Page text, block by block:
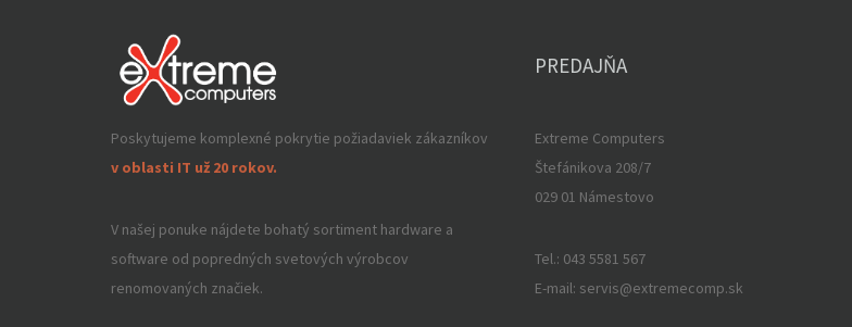
Poskytujeme komplexné pokrytie požiadaviek zákazníkov
v oblasti IT už 20 rokov.
V našej ponuke nájdete bohatý sortiment hardware a
software od popredných svetových výrobcov
renomovaných značiek.
PREDAJŇA
Extreme Computers
Štefánikova 208/7
029 01 Námestovo
Tel.: 043 5581 567
E-mail: servis@extremecomp.sk